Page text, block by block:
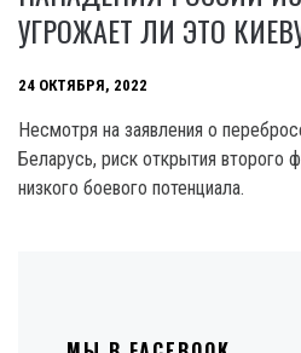
УГРОЖАЕТ ЛИ ЭТО
24 ОКТЯБРЯ, 2022
Несмотря на заявления о
Беларусь, риск открытия второго
низкого боевого потенциала.